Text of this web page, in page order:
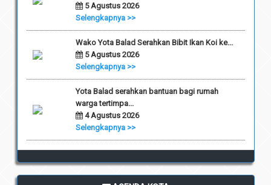
5 Agustus 2026
Selengkapnya >>
Wako Yota Balad Serahkan Bibit Ikan Koi ke...
5 Agustus 2026
Selengkapnya >>
Yota Balad serahkan bantuan bagi rumah
warga tertimpa...
4 Agustus 2026
Selengkapnya >>